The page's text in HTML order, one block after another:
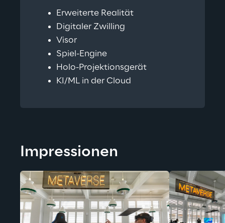
Erweiterte Realität
Digitaler Zwilling
Visor
Spiel-Engine
Holo-Projektionsgerät
KI/ML in der Cloud
Impressionen